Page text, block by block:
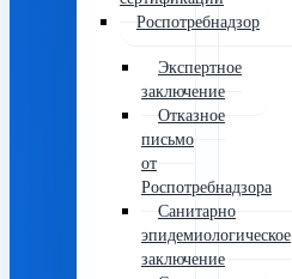
Роспотребнадзор
Экспертное
заключение
Отказное
письмо
от
Роспотребнадзора
Санитарно
эпидемиологическое
заключение